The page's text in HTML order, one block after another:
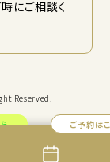
ご予約は
にご相談く
Reserved.